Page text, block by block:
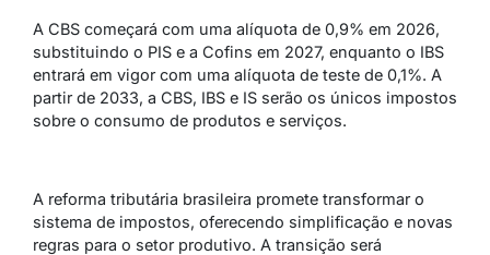
A CBS começará com uma alíquota de 0,9% em 2026,
substituindo o PIS e a Cofins em 2027, enquanto o IBS
entrará em vigor com uma alíquota de teste de 0,1%. A
partir de 2033, a CBS, IBS e IS serão os únicos impostos
sobre o consumo de produtos e serviços.
A reforma tributária brasileira promete transformar o
sistema de impostos, oferecendo simplificação e novas
regras para o setor produtivo. A transição será